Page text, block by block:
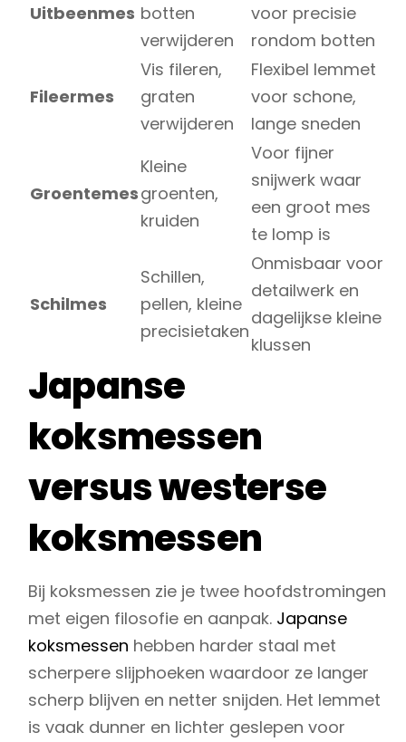
Uitbeenmes botten
verwijderen
voor precisie
rondom botten
Fileermes
Vis fileren,
graten
verwijderen
Flexibel lemmet
voor schone,
lange sneden
Groentemes
Kleine
groenten,
kruiden
Voor fijner
snijwerk waar
een groot mes
te lomp is
Schilmes
Schillen,
pellen, kleine
precisietaken
Onmisbaar voor
detailwerk en
dagelijkse kleine
klussen
Japanse
koksmessen
versus westerse
koksmessen
Bij koksmessen zie je twee hoofdstromingen
met eigen filosofie en aanpak. Japanse
koksmessen hebben harder staal met
scherpere slijphoeken waardoor ze langer
scherp blijven en netter snijden. Het lemmet
is vaak dunner en lichter geslepen voor